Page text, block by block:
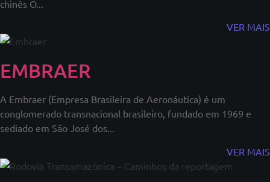
chinês O...
VER MAIS
EMBRAER
A Embraer (Empresa Brasileira de Aeronáutica) é um
conglomerado transnacional brasileiro, fundado em 1969 e
sediado em São José dos...
VER MAIS